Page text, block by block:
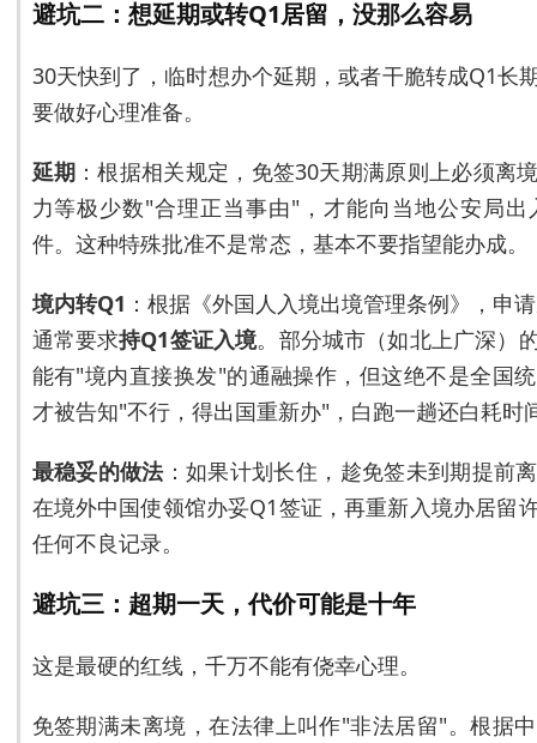
避坑二：想延期或转Q1居留，没那么容易
30天快到了，临时想办个延期，或者干脆转成Q1
要做好心理准备。
延期 ：根据相关规定，免签30天期满原则上必须离
力等极少数"合理正当事由"，才能向当地公安局
件。这种特殊批准不是常态，基本不要指望能办成。
境内转Q1 ：根据《外国人入境出境管理条例》，申
通常要求持Q1签证入境。部分城市（如北上广深）
能有"境内直接换发"的通融操作，但这绝不是全国
才被告知"不行，得出国重新办"，白跑一趟还白耗时
最稳妥的做法：如果计划长住，趁免签未到期提前
在境外中国使领馆办妥Q1签证，再重新入境办居留
任何不良记录。
避坑三：超期一天，代价可能是十年
这是最硬的红线，千万不能有侥幸心理。
免签期满未离境，在法律上叫作"非法居留"。根据